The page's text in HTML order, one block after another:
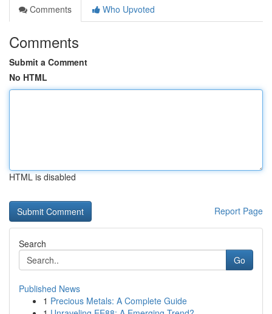
Comments
Who Upvoted
Comments
Submit a Comment
No HTML
HTML is disabled
Report Page
Search
Go
Published News
1 Precious Metals: A Complete Guide